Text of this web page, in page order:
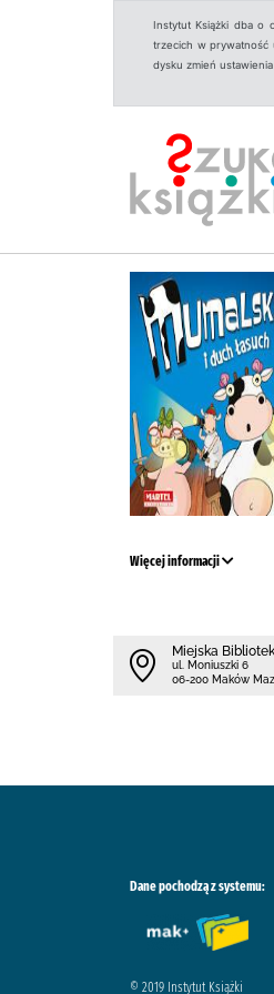
Instytut Książki dba o
trzecich w prywatność
dysku zmień
Więcej informacji
Miejska
ul. Moniuszki 6
06-200 Maków
Dane pochodzą z systemu:
© 2019 Instytut Książki